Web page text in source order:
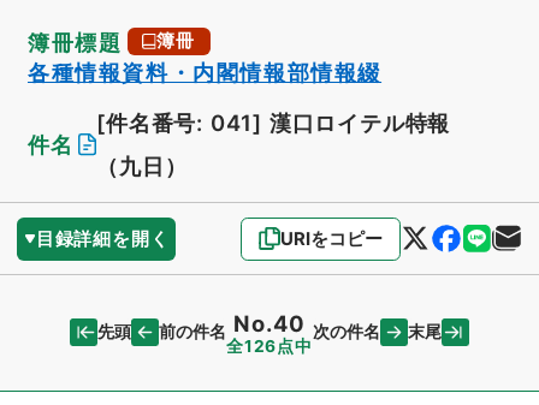
簿冊標題 簿冊
各種情報資料・内閣情報部情報綴
件名
[件名番号: 041] 漢口ロイテル特報
（九日）
目録詳細を開く URIをコピー
先頭 前の件名 No.40
全126点中
次の件名 末尾